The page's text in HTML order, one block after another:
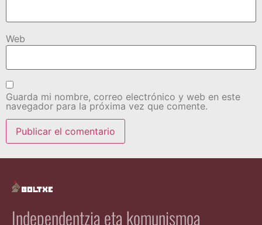
Web
Guarda mi nombre, correo electrónico y web en este
navegador para la próxima vez que comente.
Independentzia eta komunismoa